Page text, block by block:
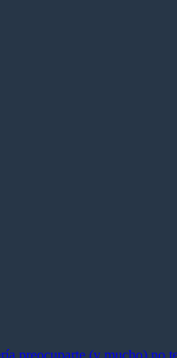
preocuparte (y mucho) no